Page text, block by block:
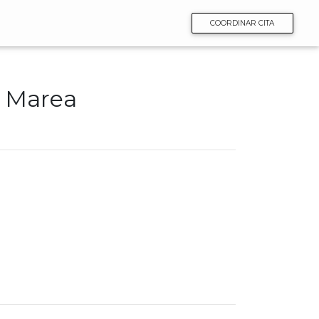
COORDINAR CITA